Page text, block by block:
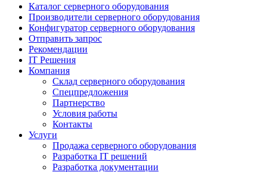
Каталог серверного оборудования
Производители серверного оборудования
Конфигуратор серверного оборудования
Отправить запрос
Рекомендации
IT Решения
Компания
Склад серверного оборудования
Спецпредложения
Партнерство
Условия работы
Контакты
Услуги
Продажа серверного оборудования
Разработка IT решений
Разработка документации